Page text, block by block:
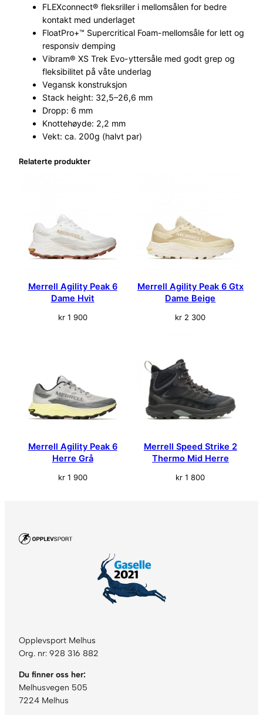
FLEXconnect® fleksriller i mellomsålen for bedre
kontakt med underlaget
FloatPro+™ Supercritical Foam-mellomsåle for lett og
responsiv demping
Vibram® XS Trek Evo-yttersåle med godt grep og
fleksibilitet på våte underlag
Vegansk konstruksjon
Stack height: 32,5–26,6 mm
Dropp: 6 mm
Knottehøyde: 2,2 mm
Vekt: ca. 200g (halvt par)
Relaterte produkter
Merrell Agility Peak 6
Dame Hvit
kr1 900
Merrell Agility Peak 6 Gtx
Dame Beige
kr 2 300
Merrell Agility Peak 6
Herre Grå
kr1 900
Merrell Speed Strike 2
Thermo Mid Herre
kr 1 800
Opplevsport Melhus
Org. nr: 928 316 882
Du finner oss her:
Melhusvegen 505
7224 Melhus